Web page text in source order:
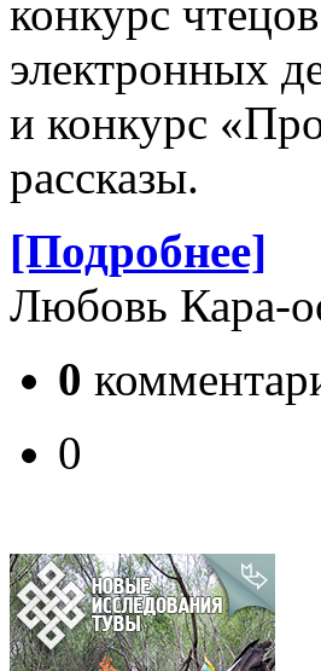
конкурс
электронных
и конкурс
рассказы.
[Подробнее]
Любовь Кара-
0
0